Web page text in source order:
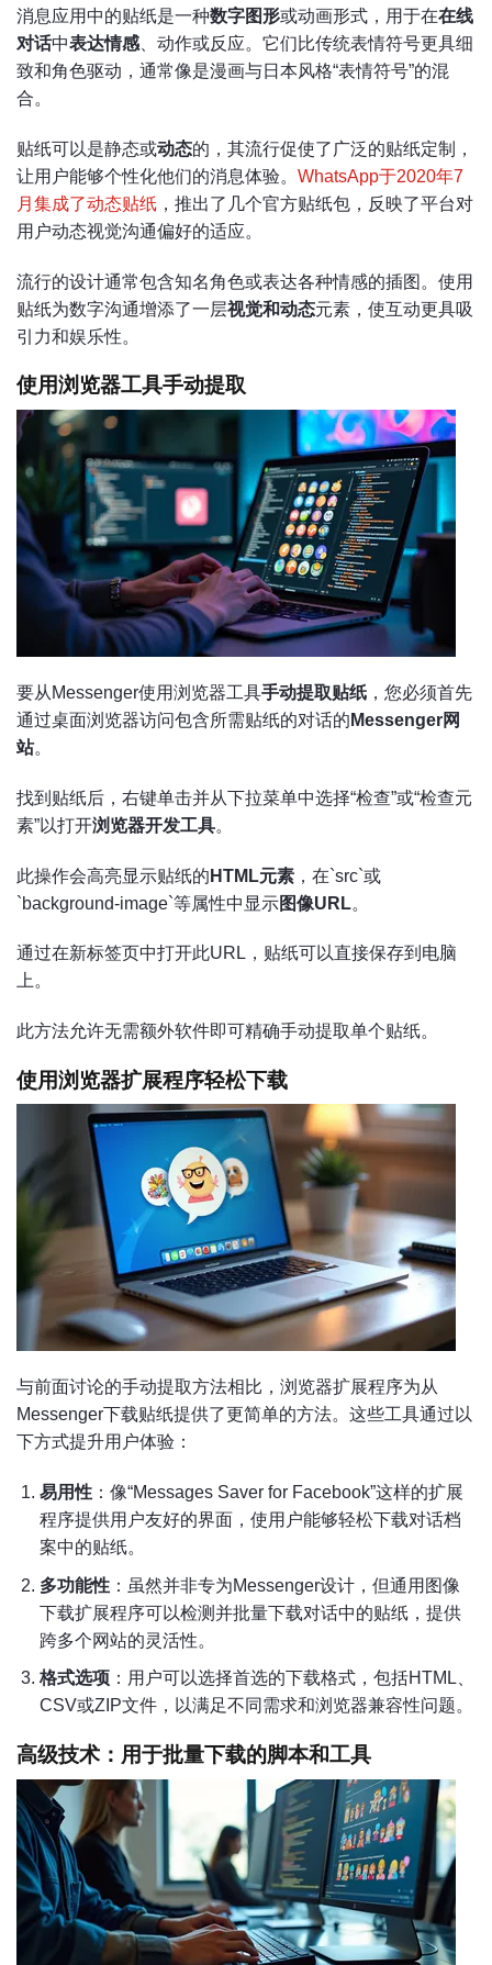
消息应用中的贴纸是一种数字图形或动画形式，用于在在线
对话中表达情感 、动作或反应。它们比传统表情符号更具细
致和角色驱动，通常像是漫画与日本风格“表情符号”的混
合。
贴纸可以是静态或动态的，其流行促使了广泛的贴纸定制，
让用户能够个性化他们的消息体验。 WhatsApp于2020年7
月集成了动态贴纸 ，推出了几个官方贴纸包，反映了平台对
用户动态视觉沟通偏好的适应。
流行的设计通常包含知名角色或表达各种情感的插图。使用
贴纸为数字沟通增添了一层视觉和动态元素，使互动更具吸
引力和娱乐性。
使用浏览器工具手动提取
要从Messenger使用浏览器工具手动提取贴纸 ，您必须首先
通过桌面浏览器访问包含所需贴纸的对话的 Messenger网
站。
找到贴纸后，右键单击并从下拉菜单中选择“检查”或“检查元
素”以打开浏览器开发工具。
此操作会高亮显示贴纸的 HTML元素 ，在`src`或
`background-image`等属性中显示图像URL。
通过在新标签页中打开此URL，贴纸可以直接保存到电脑
上。
此方法允许无需额外软件即可精确手动提取单个贴纸。
使用浏览器扩展程序轻松下载
与前面讨论的手动提取方法相比，浏览器扩展程序为从
Messenger下载贴纸提供了更简单的方法。这些工具通过以
下方式提升用户体验：
易用性：像“Messages Saver for Facebook”这样的扩展
程序提供用户友好的界面，使用户能够轻松下载对话档
案中的贴纸。
多功能性：虽然并非专为Messenger设计，但通用图像
下载扩展程序可以检测并批量下载对话中的贴纸，提供
跨多个网站的灵活性。
格式选项 ：用户可以选择首选的下载格式，包括HTML、
CSV或ZIP文件，以满足不同需求和浏览器兼容性问题。
高级技术：用于批量下载的脚本和工具